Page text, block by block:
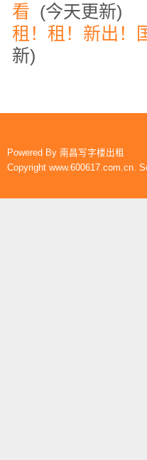
看 (今天更新)
租！租！新出！
新)
Powered By 南昌写字楼出租
Copyright www.600617.com.cn.